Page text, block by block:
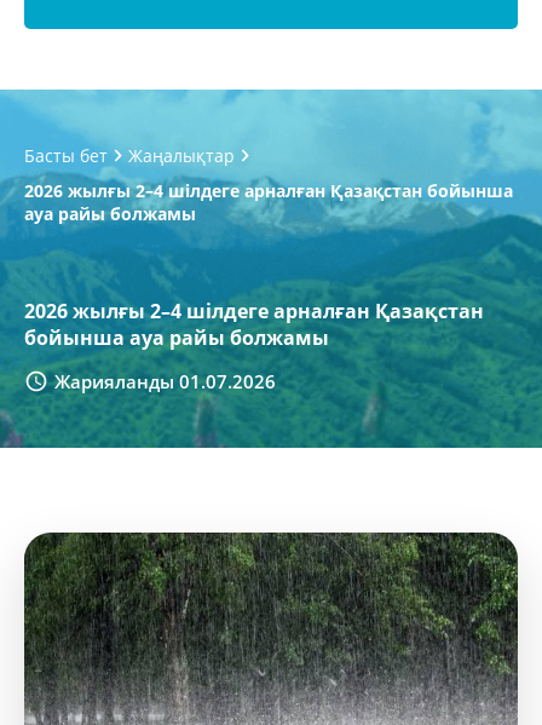
Басты бет
Жаңалықтар
2026 жылғы 2–4 шілдеге арналған Қазақстан бойынша
ауа райы болжамы
2026 жылғы 2–4 шілдеге арналған Қазақстан
бойынша ауа райы болжамы
Жарияланды 01.07.2026